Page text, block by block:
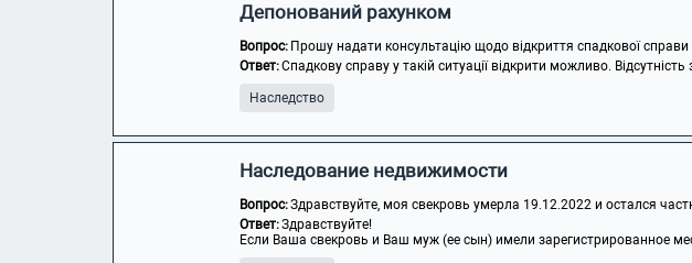
Депонований рахунком
Вопрос: Прошу надати консультацію щодо відкриття спадкової
Ответ:Спадкову справу у такій ситуації відкрити можливо.
Наследство
Наследование недвижимости
Вопрос:Здравствуйте, моя свекровь умерла 19.12.2022 и остался
Ответ:Здравствуйте!
Если Ваша свекровь и Ваш муж (ее сын) имели зарегистрированное